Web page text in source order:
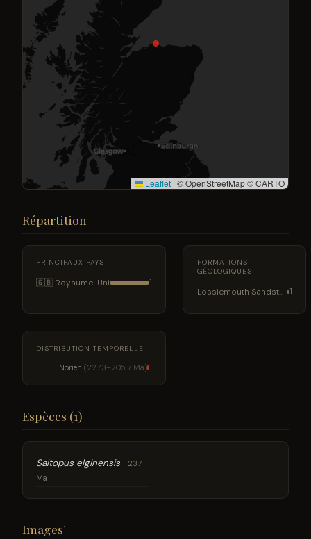
Leaflet | © OpenStreetMap © CARTO
Répartition
PRINCIPAUX PAYS
🇬🇧 Royaume-Uni 1
FORMATIONS
GÉOLOGIQUES
Lossiemouth Sandstone 1
DISTRIBUTION TEMPORELLE
Norien (227.3–205.7 Ma) 1
Espèces (1)
Saltopus elginensis
237
Ma
Images1